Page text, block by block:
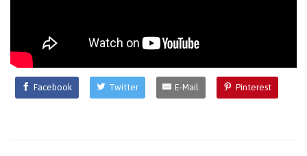
Facebook Twitter E-Mail Pinterest